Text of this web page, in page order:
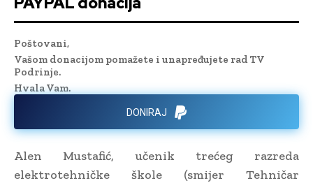
Poštovani,
Vašom donacijom pomažete i unapređujete rad TV
Podrinje.
Hvala Vam.
DONIRAJ
Alen Mustafić, učenik trećeg razreda
elektrotehničke škole (smijer Tehničar